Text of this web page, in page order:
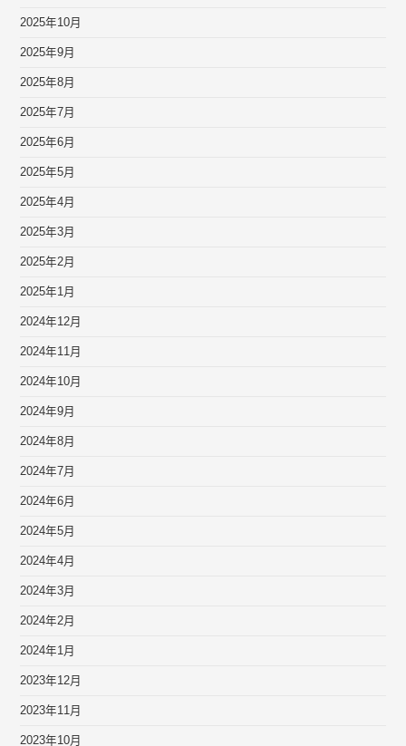
2025年10月
2025年9月
2025年8月
2025年7月
2025年6月
2025年5月
2025年4月
2025年3月
2025年2月
2025年1月
2024年12月
2024年11月
2024年10月
2024年9月
2024年8月
2024年7月
2024年6月
2024年5月
2024年4月
2024年3月
2024年2月
2024年1月
2023年12月
2023年11月
2023年10月